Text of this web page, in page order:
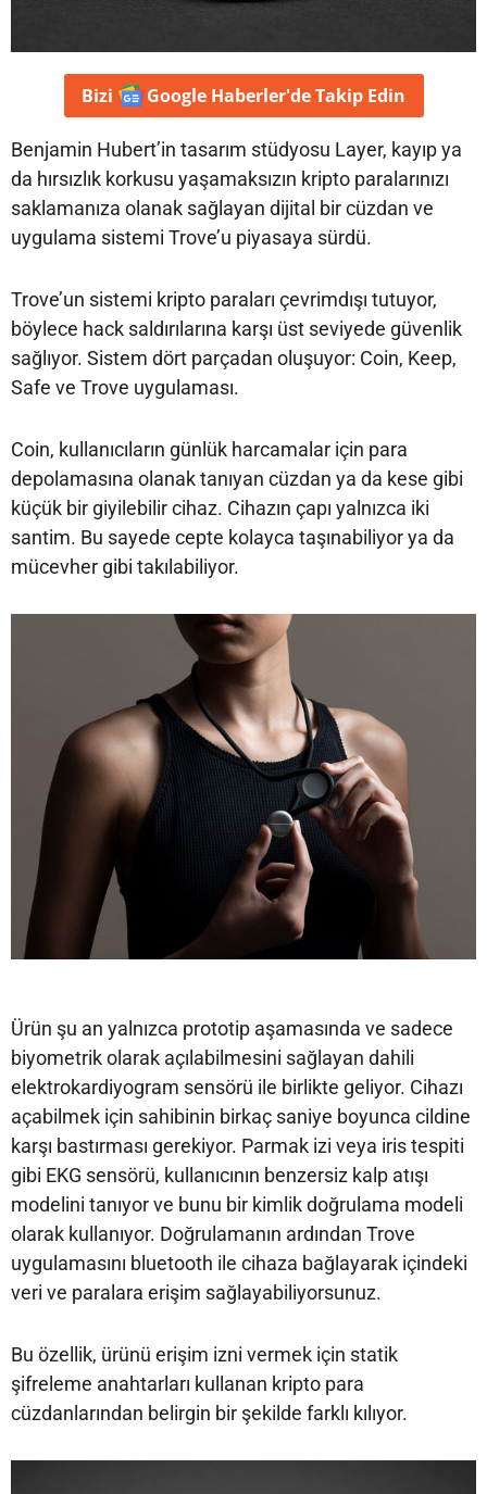
Bizi Google Haberler'deTakip Edin
Benjamin Hubert’in tasarım stüdyosu Layer, kayıp ya
da hırsızlık korkusu yaşamaksızın kripto paralarınızı
saklamanıza olanak sağlayan dijital bir cüzdan ve
uygulama sistemi Trove’u piyasaya sürdü.
Trove’un sistemi kripto paraları çevrimdışı tutuyor,
böylece hack saldırılarına karşı üst seviyede güvenlik
sağlıyor. Sistem dört parçadan oluşuyor: Coin, Keep,
Safe ve Trove uygulaması.
Coin, kullanıcıların günlük harcamalar için para
depolamasına olanak tanıyan cüzdan ya da kese gibi
küçük bir giyilebilir cihaz. Cihazın çapı yalnızca iki
santim. Bu sayede cepte kolayca taşınabiliyor ya da
mücevher gibi takılabiliyor.
Ürün şu an yalnızca prototip aşamasında ve sadece
biyometrik olarak açılabilmesini sağlayan dahili
elektrokardiyogram sensörü ile birlikte geliyor. Cihazı
açabilmek için sahibinin birkaç saniye boyunca cildine
karşı bastırması gerekiyor. Parmak izi veya iris tespiti
gibi EKG sensörü, kullanıcının benzersiz kalp atışı
modelini tanıyor ve bunu bir kimlik doğrulama modeli
olarak kullanıyor. Doğrulamanın ardından Trove
uygulamasını bluetooth ile cihaza bağlayarak içindeki
veri ve paralara erişim sağlayabiliyorsunuz.
Bu özellik, ürünü erişim izni vermek için statik
şifreleme anahtarları kullanan kripto para
cüzdanlarından belirgin bir şekilde farklı kılıyor.